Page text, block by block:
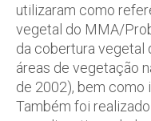
utilizaram como
vegetal do MMA/
da cobertura vegetal
áreas de vegetação
de 2002), bem como
Também foi